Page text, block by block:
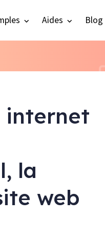
Aides Blog
internet
la
web